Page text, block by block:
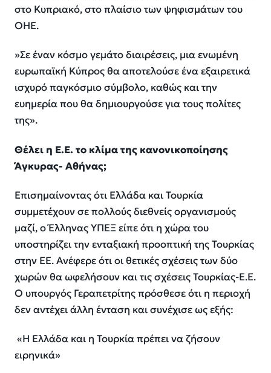
στο Κυπριακό, στο πλαίσιο των ψηφισμάτων του
ΟΗΕ.
»Σε έναν κόσμο γεμάτο διαιρέσεις, μια ενωμένη
ευρωπαϊκή Κύπρος θα αποτελούσε ένα εξαιρετικά
ισχυρό παγκόσμιο σύμβολο, καθώς και την
ευημερία που θα δημιουργούσε για τους πολίτες
της».
Θέλει η Ε.Ε. το κλίμα της κανονικοποίησης
Άγκυρας- Αθήνας;
Επισημαίνοντας ότι Ελλάδα και Τουρκία
συμμετέχουν σε πολλούς διεθνείς οργανισμούς
μαζί, ο Έλληνας ΥΠΕΞ είπε ότι η χώρα του
υποστηρίζει την ενταξιακή προοπτική της Τουρκίας
στην ΕΕ. Ανέφερε ότι οι θετικές σχέσεις των δύο
χωρών θα ωφελήσουν και τις σχέσεις Τουρκίας-Ε.Ε.
Ο υπουργός Γεραπετρίτης πρόσθεσε ότι η περιοχή
δεν αντέχει άλλη ένταση και συνέχισε ως εξής:
«Η Ελλάδα και η Τουρκία πρέπει να ζήσουν
ειρηνικά»